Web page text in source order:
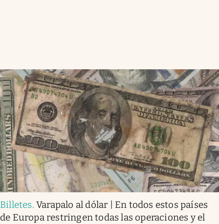
Billetes.Varapalo al dólar | En todos estos países
de Europa restringen todas las operaciones y el